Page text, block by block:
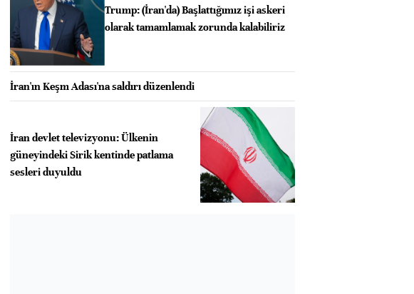
Trump: (İran'da) Başlattığımız işi askeri
olarak tamamlamak zorunda kalabiliriz
İran'ın Keşm Adası'na saldırı düzenlendi
İran devlet televizyonu: Ülkenin
güneyindeki Sirik kentinde patlama
sesleri duyuldu